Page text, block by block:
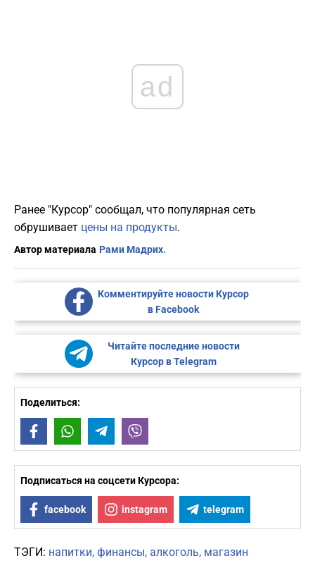
ad
Ранее "Курсор" сообщал, что популярная сеть
обрушивает цены на продукты.
Автор материала Рами Мадрих.
Комментируйте новости Курсор
в Facebook
Читайте последние новости
Курсор в Telegram
Поделиться:
FacebookWhatsAppTelegram
Подписаться на соцсети Курсора:
facebook instagram telegram
ТЭГИ: напитки финансы алкоголь магазин